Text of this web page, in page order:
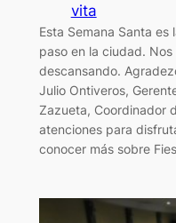
vita
Esta Semana Santa
paso en la ciudad.
descansando.
Julio Ontiveros,
Zazueta, Coordinador
atenciones para
conocer más sobre